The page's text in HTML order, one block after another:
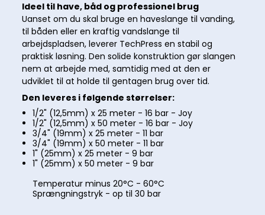
Ideel til have, båd og professionel brug
Uanset om du skal bruge en haveslange til vanding,
til båden eller en kraftig vandslange til
arbejdspladsen, leverer TechPress en stabil og
praktisk løsning. Den solide konstruktion gør slangen
nem at arbejde med, samtidig med at den er
udviklet til at holde til gentagen brug over tid.
Den leveres i følgende størrelser:
1/2" (12,5mm) x 25 meter - 16 bar - Joy
1/2" (12,5mm) x 50 meter - 16 bar - Joy
3/4" (19mm) x 25 meter - 11 bar
3/4" (19mm) x 50 meter - 11 bar
1" (25mm) x 25 meter - 9 bar
1" (25mm) x 50 meter - 9 bar
Temperatur minus 20°C - 60°C
Sprængningstryk - op til 30 bar